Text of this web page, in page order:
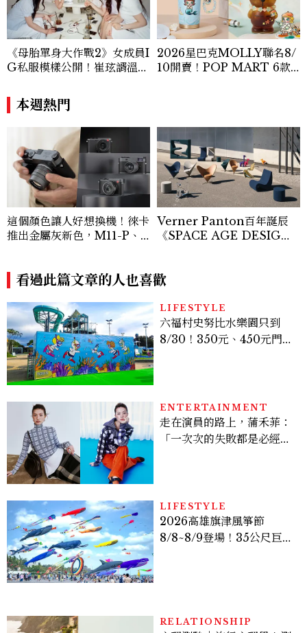
《母胎單身大作戰2》女成員I
G私服模樣公開！崔玹諝溫柔
低調千金？
2026星巴克MOLLY聯名8/
10開賣！POP MART 6款
本週熱門
這個顏色讓人好想換機！徠卡
推出金屬灰新色，M11-P、
Verner Panton百年誕辰
《SPACE AGE DESIG
看過此篇文章的人也喜歡
LIFESTYLE
六福村史努比水樂園只到
8/30！350元、450元門票
ENTERTAINMENT
走在演員的路上，蒲禾菲：
「一次次的失敗都是必經過
LIFESTYLE
2026高雄旗津風箏節
8/8~8/9登場！35公尺巨大
RELATIONSHIP